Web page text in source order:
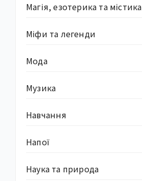
Магія, езотерика та містика
Міфи та легенди
Мода
Музика
Навчання
Напої
Наука та природа